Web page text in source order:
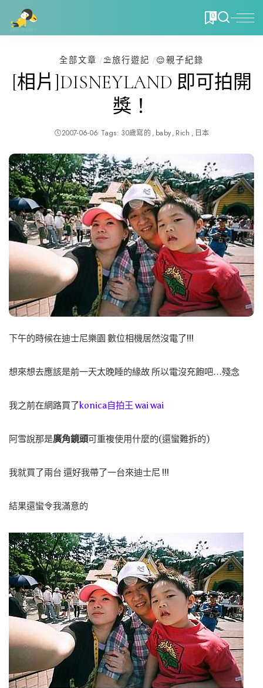
0
全部文章 ⛱️旅行遊記 😌親子紀錄
[相片]DISNEYLAND 即可拍開
獎！
2007-06-06 Tags: 30歲寫的 baby Rich 日本
下午的時候在迪士尼樂園 數位相機居然沒電了!!!
想來想去應該是前一天太晚睡的緣故 所以電沒充飽吧…殘念
我之前在網路買了konica自拍王 wai wai
阿雪說那是廣角鏡頭可重複使用什麼的(還蠻難拆的)
我就買了兩台 還好我帶了一台來迪士尼 !!!
結果還蠻令我滿意的